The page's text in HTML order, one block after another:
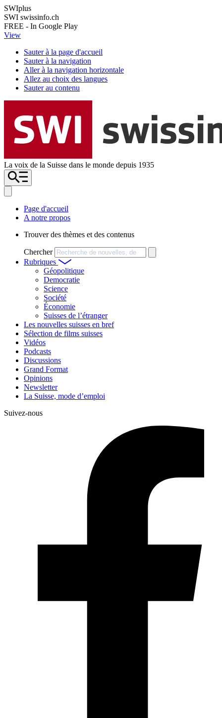
SWIplus
SWI swissinfo.ch
FREE - In Google Play
View
Sauter à la page d'accueil
Sauter à la navigation
Aller à la navigation horizontale
Allez au choix des langues
Sauter au contenu
La voix de la Suisse dans le monde depuis 1935
Page d'accueil
A notre propos
Trouver des thèmes et des contenus
Chercher
Rubriques
Géopolitique
Democratie
Science
Société
Économie
Suisses de l’étranger
Les nouvelles suisses en bref
Sélection de films suisses
Vidéos
Podcasts
Discussions
Grand Format
Opinions
Newsletter
La Suisse, mode d’emploi
Suivez-nous